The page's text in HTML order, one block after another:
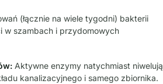
(łącznie na wiele tygodni) bakterii
w szambach i przydomowych
Aktywne enzymy natychmiast niwelują
kanalizacyjnego i samego zbiornika.